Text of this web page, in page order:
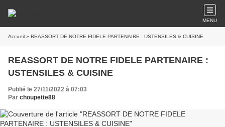
MENU
Accueil » REASSORT DE NOTRE FIDELE PARTENAIRE : USTENSILES & CUISINE
REASSORT DE NOTRE FIDELE PARTENAIRE :
USTENSILES & CUISINE
Publié le 27/11/2022 à 07:03
Par choupette88